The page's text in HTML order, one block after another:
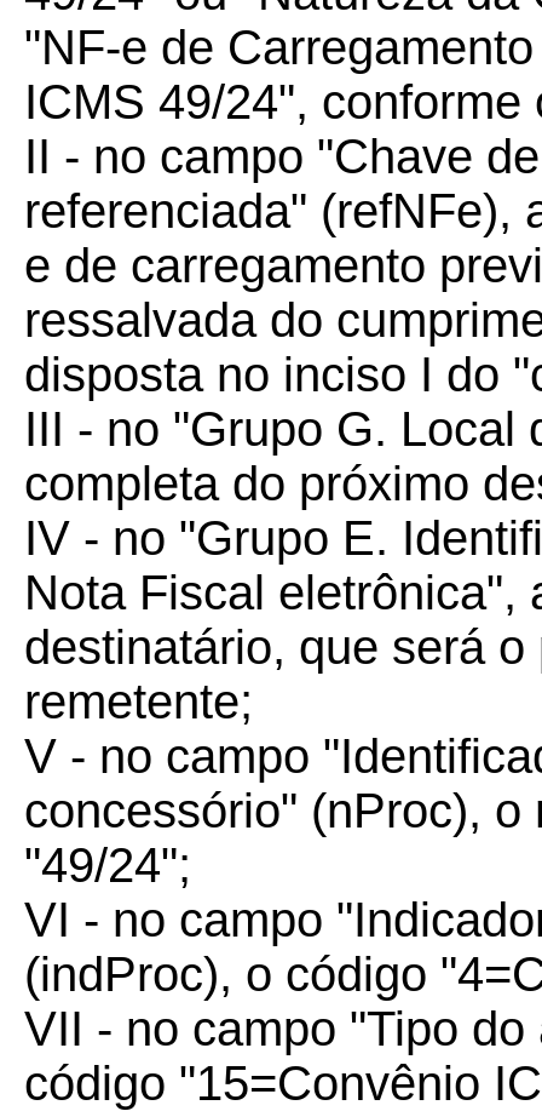
"NF-e de
ICMS 49/24", conforme
II - no campo "Chave
referenciada" (refNFe),
e de carregamento
ressalvada do
disposta no inciso I do
III - no "Grupo G. Local
completa do próximo
IV - no "Grupo E.
Nota Fiscal eletrônica",
destinatário, que será
remetente;
V - no campo
concessório" (nProc),
"49/24";
VI - no campo
(indProc), o código
VII - no campo "Tipo
código "15=Convênio